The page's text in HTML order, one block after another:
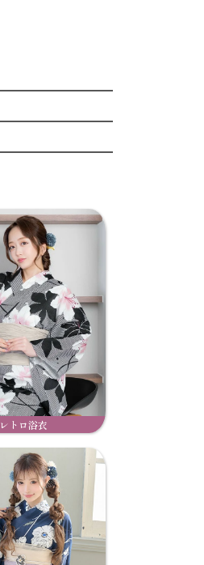
レトロ浴衣